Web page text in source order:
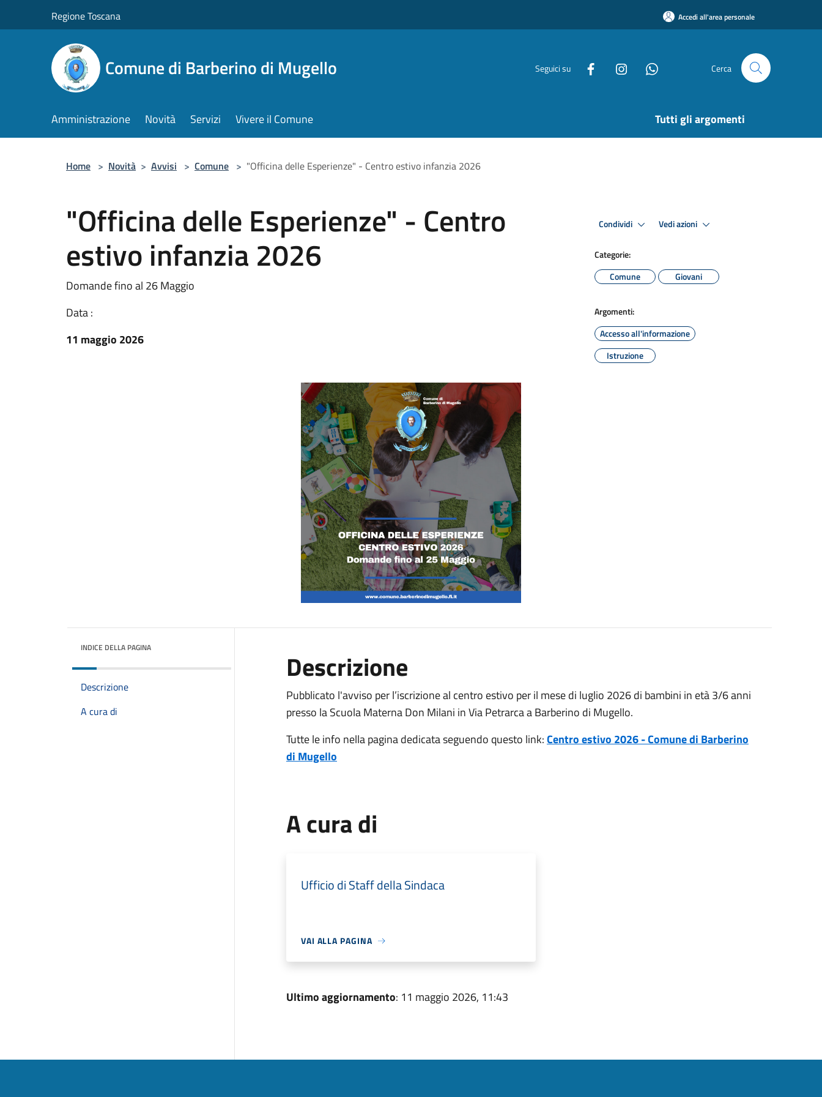
Regione Toscana Accedi all'area personale
Comune di Barberino di Mugello Seguici su Cerca
Amministrazione Novità Servizi Vivere il Comune Tutti gli argomenti
Home > Novità > Avvisi > Comune > "Officina delle Esperienze" - Centro estivo infanzia 2026
"Officina delle Esperienze" - Centro
estivo infanzia 2026
Domande fino al 26 Maggio
Data :
11 maggio 2026
Condividi Vedi azioni
Categorie:
Comune
Giovani
Argomenti:
Accesso all'informazione
Istruzione
INDICE DELLA PAGINA
Descrizione
A cura di
Descrizione
Pubblicato l'avviso per l’iscrizione al centro estivo per il mese di luglio 2026 di bambini in età 3/6 anni
presso la Scuola Materna Don Milani in Via Petrarca a Barberino di Mugello.
Tutte le info nella pagina dedicata seguendo questo link:Centro estivo 2026 - Comune di Barberino
di Mugello
A cura di
Ufficio di Staff della Sindaca
VAI ALLA PAGINA
Ultimo aggiornamento: 11 maggio 2026, 11:43